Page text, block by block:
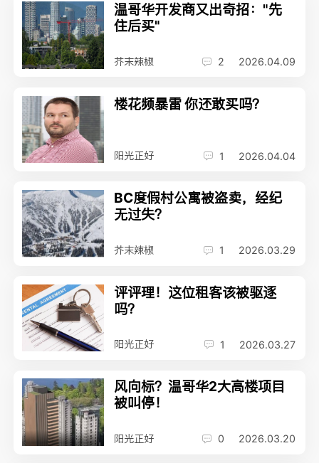
温哥华开发商又出奇招："先
住后买"
芥末辣椒 2 2026.04.09
楼花频暴雷 你还敢买吗？
阳光正好 1 2026.04.04
BC度假村公寓被盗卖，经纪
无过失？
芥末辣椒 1 2026.03.29
评评理！这位租客该被驱逐
吗？
阳光正好 1 2026.03.27
风向标？温哥华2大高楼项目
被叫停！
阳光正好 0 2026.03.20